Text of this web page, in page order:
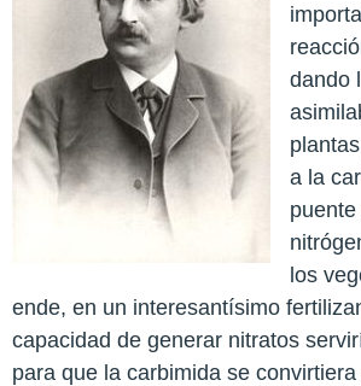
dando
a la
los
ende, en un interesantísimo
capacidad de generar nitratos
para que la carbimida se